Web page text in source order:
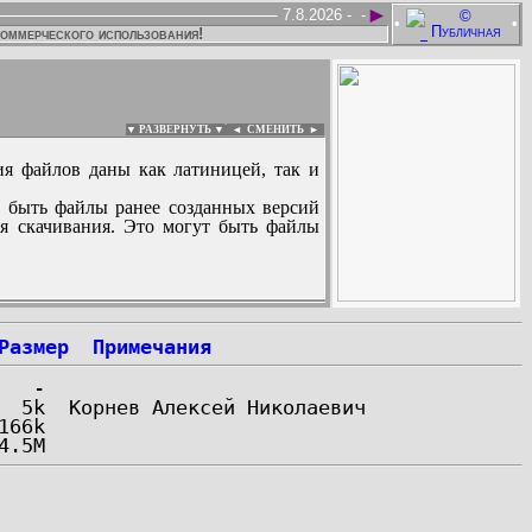
• •
►
-
7.8.2026 -
использования!
▼ РАЗВЕРНУТЬ ▼ ◄ СМЕНИТЬ ►
файлов даны как латиницей, так и
файлы ранее созданных версий
скачивания. Это могут быть файлы
:
Примечания